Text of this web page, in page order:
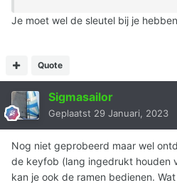
Je moet wel de sleutel bij je
Quote
Sigmasailor
Geplaatst 29 Januari, 2023
Nog niet geprobeerd maar wel
de keyfob (lang ingedrukt houden
kan je ook de ramen bedienen.